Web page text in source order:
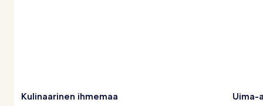
Kulinaarinen ihmemaa Uima-